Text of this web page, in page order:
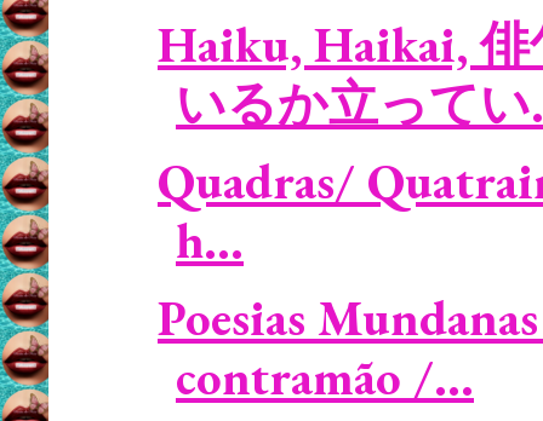
Haiku, Haikai, 俳
いるか立ってい
Quadras/
h...
Poesias
contramão /...